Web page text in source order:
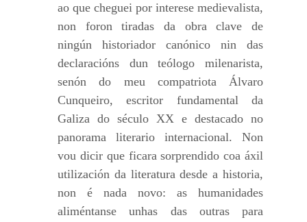
ao que cheguei por interese medievalista,
non foron tiradas da obra clave de
ningún historiador canónico nin das
declaracións dun teólogo milenarista,
senón do meu compatriota Álvaro
Cunqueiro, escritor fundamental da
Galiza do século XX e destacado no
panorama literario internacional. Non
vou dicir que ficara sorprendido coa áxil
utilización da literatura desde a historia,
non é nada novo: as humanidades
aliméntanse unhas das outras para